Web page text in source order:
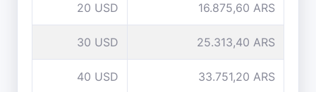
20 USD 16.875,60 ARS
30 USD 25.313,40 ARS
40 USD 33.751,20 ARS